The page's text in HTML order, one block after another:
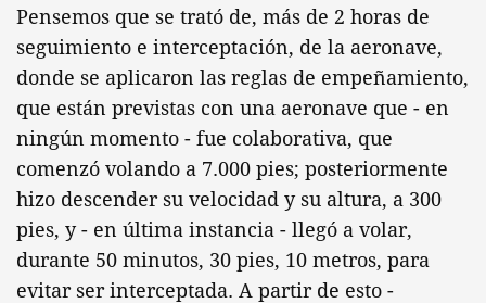
Pensemos que se trató de, más de 2 horas de
seguimiento e interceptación, de la aeronave,
donde se aplicaron las reglas de empeñamiento,
que están previstas con una aeronave que - en
ningún momento - fue colaborativa, que
comenzó volando a 7.000 pies; posteriormente
hizo descender su velocidad y su altura, a 300
pies, y - en última instancia - llegó a volar,
durante 50 minutos, 30 pies, 10 metros, para
evitar ser interceptada. A partir de esto -